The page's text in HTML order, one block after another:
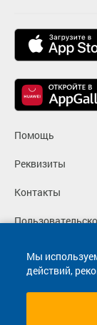
Мы
действий,
Помощь
Реквизиты
Контакты
Политика
Согласие на
© 2013-2026,